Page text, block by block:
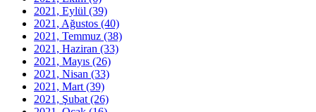
2021, Eylül (39)
2021, Ağustos (40)
2021, Temmuz (38)
2021, Haziran (33)
2021, Mayıs (26)
2021, Nisan (33)
2021, Mart (39)
2021, Şubat (26)